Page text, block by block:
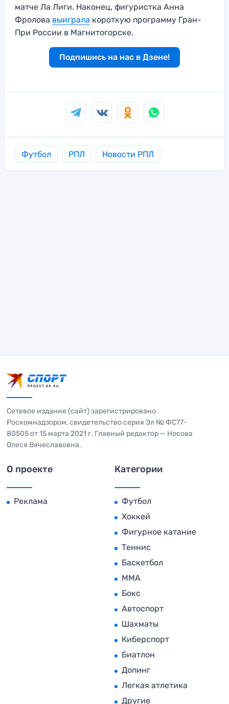
матче Ла Лиги. Наконец, фигуристка Анна
Фролова выиграла короткую программу Гран-
При России в Магнитогорске.
Подпишись на нас в Дзене!
Футбол РПЛ Новости РПЛ
Сетевое издание (сайт) зарегистрировано
Роскомнадзором, свидетельство серия Эл № ФС77-
80505 от 15 марта 2021 г. Главный редактор — Носова
Олеся Вячеславовна.
О проекте
Реклама
Категории
Футбол
Хоккей
Фигурное катание
Теннис
Баскетбол
MMA
Бокс
Автоспорт
Шахматы
Киберспорт
Биатлон
Допинг
Легкая атлетика
Другие